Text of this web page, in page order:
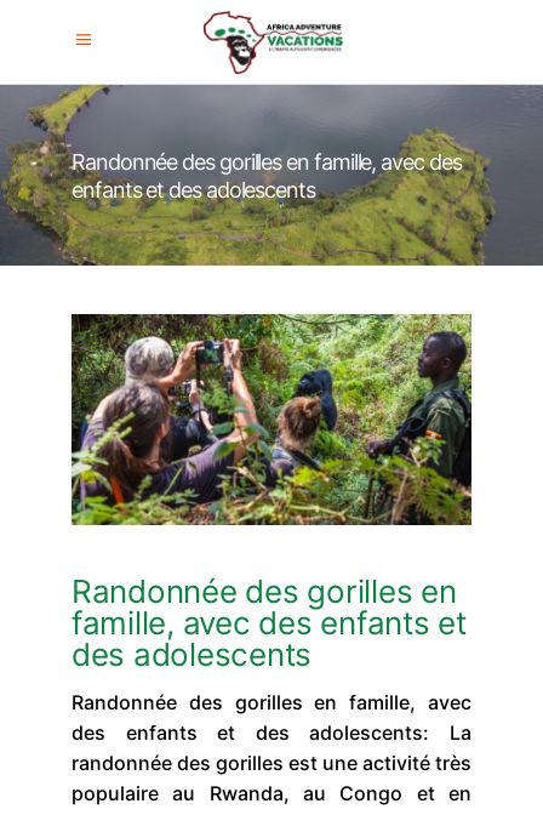
Randonnée des gorilles en famille, avec des
enfants et des adolescents
Randonnée des gorilles en
famille, avec des enfants et
des adolescents
Randonnée des gorilles en famille, avec
des enfants et des adolescents: La
randonnée des gorilles est une activité très
populaire au Rwanda, au Congo et en